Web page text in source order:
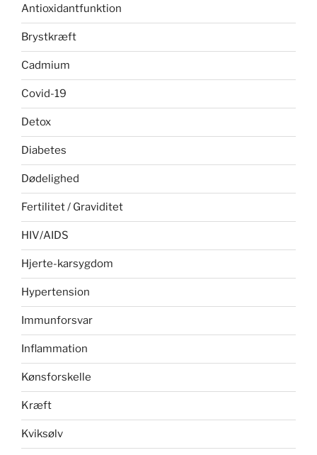
Antioxidantfunktion
Brystkræft
Cadmium
Covid-19
Detox
Diabetes
Dødelighed
Fertilitet / Graviditet
HIV/AIDS
Hjerte-karsygdom
Hypertension
Immunforsvar
Inflammation
Kønsforskelle
Kræft
Kviksølv